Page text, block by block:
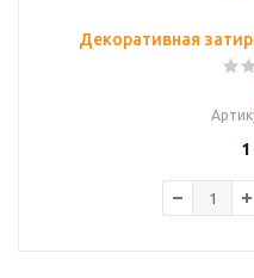
Декоративная
1